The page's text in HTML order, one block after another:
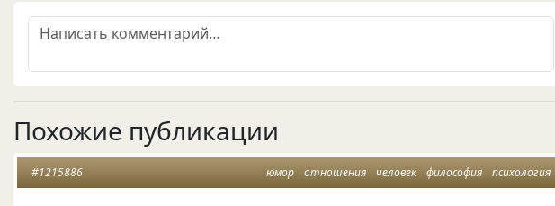
Похожие публикации
юмор отношения человек философия психология
#1215886